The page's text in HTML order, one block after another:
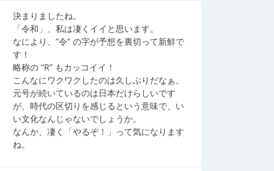
決まりましたね。
「令和」、私は凄くイイと思います。
なにより、”令” の字が予想を裏切って新鮮で
す！
略称の “R” もカッコイイ！
こんなにワクワクしたのは久しぶりだなぁ。
元号が続いているのは日本だけらしいです
が、時代の区切りを感じるという意味で、い
い文化なんじゃないでしょうか。
なんか、凄く「やるぞ！」って気になります
ね。